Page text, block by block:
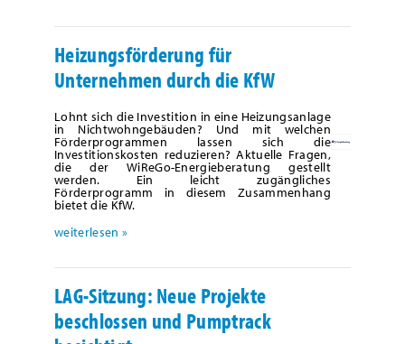
Heizungsförderung für
Unternehmen durch die KfW
Lohnt sich die Investition in eine Heizungsanlage
in Nichtwohngebäuden? Und mit welchen
Förderprogrammen lassen sich die
Investitionskosten reduzieren? Aktuelle Fragen,
die der WiReGo-Energieberatung gestellt
werden. Ein leicht zugängliches
Förderprogramm in diesem Zusammenhang
bietet die KfW.
weiterlesen »
LAG-Sitzung: Neue Projekte
beschlossen und Pumptrack